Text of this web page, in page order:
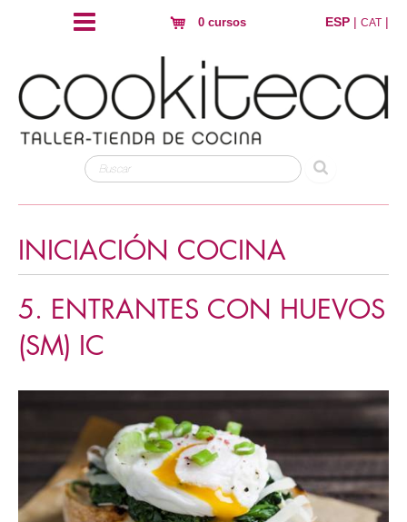
0 cursos ESP | CAT |
INICIACIÓN COCINA
5. ENTRANTES CON HUEVOS
(SM) IC